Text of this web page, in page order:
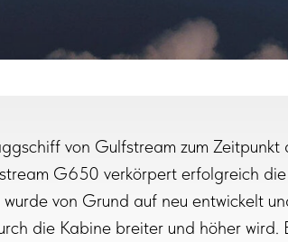
von Gulfstream zum
G650 verkörpert erfolgreich
wurde von Grund auf neu entwickelt
die Kabine breiter und höher